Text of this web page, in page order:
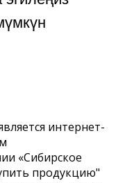
интернет-
«Сибирское
продукцию"